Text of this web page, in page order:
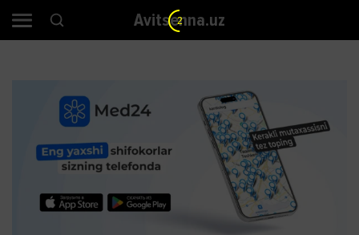
Avitsenna.uz
2